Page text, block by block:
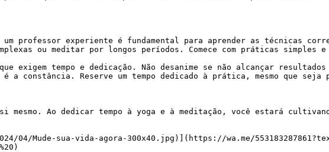
professor experiente é fundamental para aprender as técnicas
ou meditar por longos períodos. Comece com práticas simples
exigem tempo e dedicação. Não desanime se não alcançar
a constância. Reserve um tempo dedicado à prática, mesmo que